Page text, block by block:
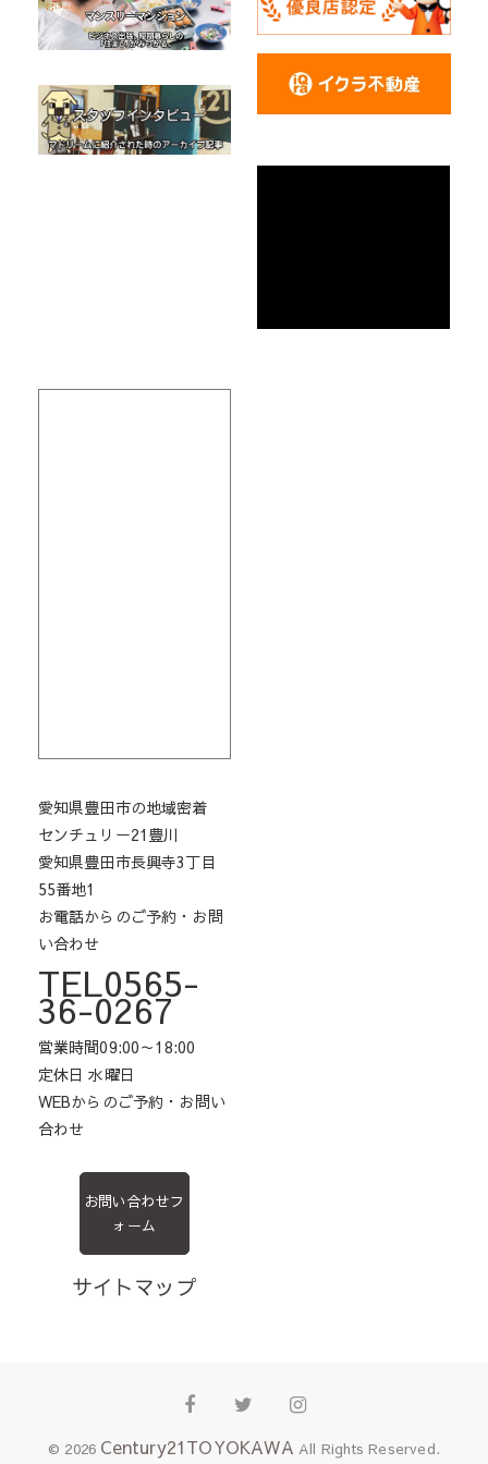
愛知県豊田市の地域密着
センチュリー21豊川
愛知県豊田市長興寺3丁目
55番地1
お電話からのご予約・お問
い合わせ
TEL0565-
36-0267
営業時間09:00～18:00
定休日 水曜日
WEBからのご予約・お問い
合わせ
お問い合わせフ
ォーム
サイトマップ
FacebookTwitterInstagram
© 2026 Century21TOYOKAWA All Rights Reserved.